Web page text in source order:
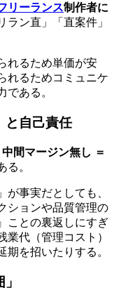
リーランス制作者に
ラン直」「直案件」
れるため単価が安
れるためコミュニケ
である。
と自己責任
中間マージン無し ＝
る。
が事実だとしても、
ションや品質管理の
ことの裏返しにすぎ
代（管理コスト）
を招いたりする。